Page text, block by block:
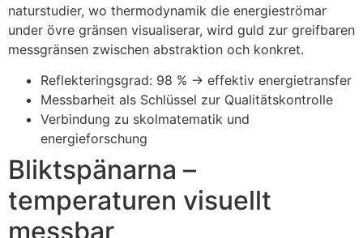
naturstudier, wo thermodynamik die energieströmar
under övre gränsen visualiserar, wird guld zur greifbaren
messgränsen zwischen abstraktion och konkret.
Reflekteringsgrad: 98 % → effektiv energietransfer
Messbarheit als Schlüssel zur Qualitätskontrolle
Verbindung zu skolmatematik und
energieforschung
Bliktspänarna –
temperaturen visuellt
messbar